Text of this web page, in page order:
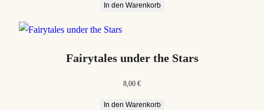
In den Warenkorb
Fairytales under the Stars
8,00 €
In den Warenkorb